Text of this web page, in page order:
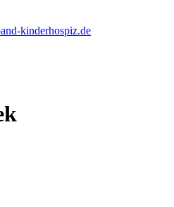
kinderhospiz.de